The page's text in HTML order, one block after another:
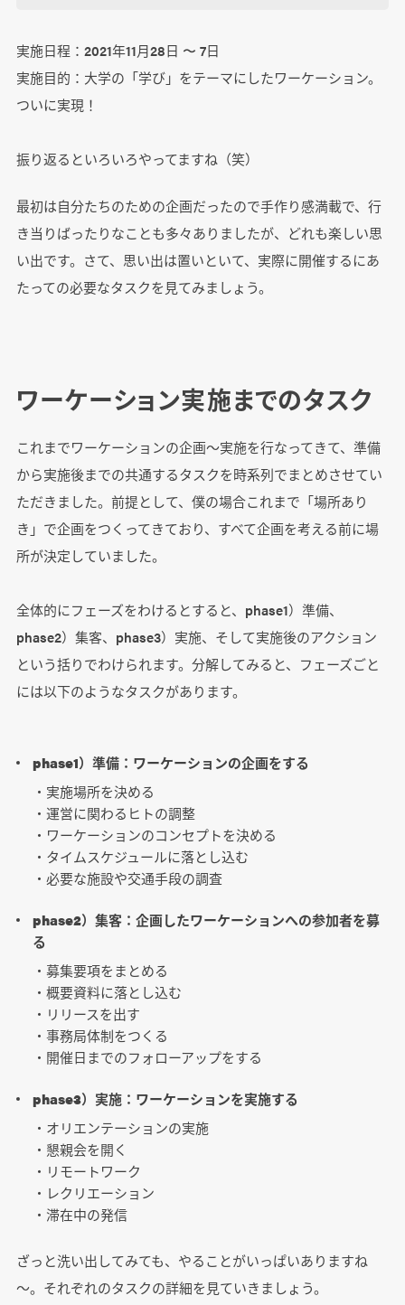
実施日程：2021年11月28日 〜 7日
実施目的：大学の「学び」をテーマにしたワーケーション。
ついに実現！
振り返るといろいろやってますね（笑）
最初は自分たちのための企画だったので手作り感満載で、行
き当りばったりなことも多々ありましたが、どれも楽しい思
い出です。さて、思い出は置いといて、実際に開催するにあ
たっての必要なタスクを見てみましょう。
ワーケーション実施までのタスク
これまでワーケーションの企画～実施を行なってきて、準備
から実施後までの共通するタスクを時系列でまとめさせてい
ただきました。前提として、僕の場合これまで「場所あり
き」で企画をつくってきており、すべて企画を考える前に場
所が決定していました。
全体的にフェーズをわけるとすると、phase1）準備、
phase2）集客、phase3）実施、そして実施後のアクション
という括りでわけられます。分解してみると、フェーズごと
には以下のようなタスクがあります。
phase1）準備：ワーケーションの企画をする
・実施場所を決める
・運営に関わるヒトの調整
・ワーケーションのコンセプトを決める
・タイムスケジュールに落とし込む
・必要な施設や交通手段の調査
phase2）集客：企画したワーケーションへの参加者を募
る
・募集要項をまとめる
・概要資料に落とし込む
・リリースを出す
・事務局体制をつくる
・開催日までのフォローアップをする
phase3）実施：ワーケーションを実施する
・オリエンテーションの実施
・懇親会を開く
・リモートワーク
・レクリエーション
・滞在中の発信
ざっと洗い出してみても、やることがいっぱいありますね
～。それぞれのタスクの詳細を見ていきましょう。